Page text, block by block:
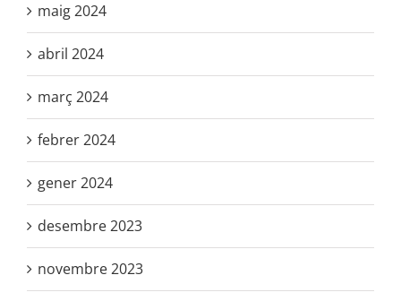
maig 2024
abril 2024
març 2024
febrer 2024
gener 2024
desembre 2023
novembre 2023